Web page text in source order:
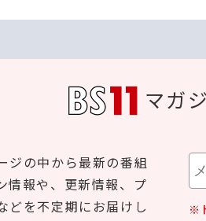
マガ
ジの中から最新の番組
情報や、更新情報、プ
どを不定期にお届けし
※